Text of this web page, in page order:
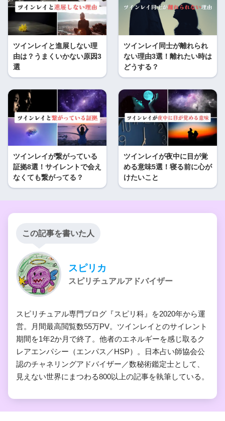
ツインレイと進展しない理
由は？うまくいかない原因3
選
ツインレイ同士が離れられ
ない理由3選！離れたい時は
どうする？
ツインレイが繋がっている
証拠8選！サイレントで会え
なくても繋がってる？
ツインレイが夜中に目が覚
める意味5選！寝る前に心が
けたいこと
この記事を書いた人
スピリカ
スピリチュアルアドバイザー
スピリチュアル専門ブログ『スピリ科』を2020年から運
営。月間最高閲覧数55万PV。ツインレイとのサイレント
期間を1年2か月で終了。他者のエネルギーを感じ取るク
レアエンパシー（エンパス／HSP）。日本占い師協会公
認のチャネリングアドバイザー／数秘術鑑定士として、
見えない世界にまつわる800以上の記事を執筆している。